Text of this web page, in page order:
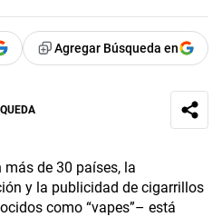
Agregar Búsqueda en
más de 30 países, la
y la publicidad de cigarrillos
como “vapes”– está